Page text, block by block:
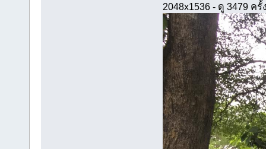
2048x1536 - ดู 3479 ครั้